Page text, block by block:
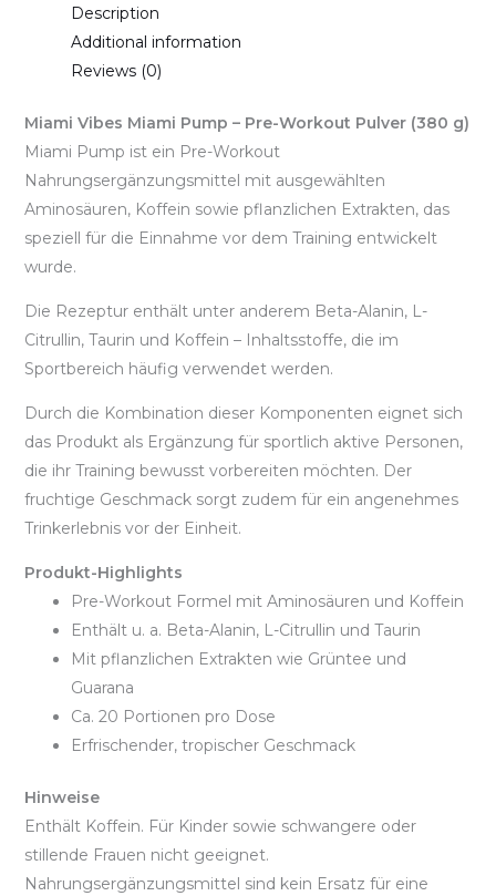
Description
Additional information
Reviews (0)
Miami Vibes Miami Pump – Pre-Workout Pulver (380 g)
Miami Pump ist ein Pre-Workout
Nahrungsergänzungsmittel mit ausgewählten
Aminosäuren, Koffein sowie pflanzlichen Extrakten, das
speziell für die Einnahme vor dem Training entwickelt
wurde.
Die Rezeptur enthält unter anderem Beta-Alanin, L-
Citrullin, Taurin und Koffein – Inhaltsstoffe, die im
Sportbereich häufig verwendet werden.
Durch die Kombination dieser Komponenten eignet sich
das Produkt als Ergänzung für sportlich aktive Personen,
die ihr Training bewusst vorbereiten möchten. Der
fruchtige Geschmack sorgt zudem für ein angenehmes
Trinkerlebnis vor der Einheit.
Produkt-Highlights
Pre-Workout Formel mit Aminosäuren und Koffein
Enthält u. a. Beta-Alanin, L-Citrullin und Taurin
Mit pflanzlichen Extrakten wie Grüntee und
Guarana
Ca. 20 Portionen pro Dose
Erfrischender, tropischer Geschmack
Hinweise
Enthält Koffein. Für Kinder sowie schwangere oder
stillende Frauen nicht geeignet.
Nahrungsergänzungsmittel sind kein Ersatz für eine